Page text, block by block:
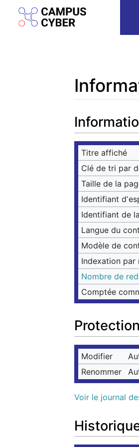
Titre affiché
Clé de tri par
Taille de la
Identifiant
Identifiant de
Langue du
Modèle de
Indexation par
Nombre de
Comptée
Modifier
Renommer
Voir le journal